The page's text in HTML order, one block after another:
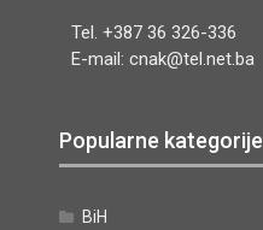
Tel. +387 36 326-336
E-mail: cnak@tel.net.ba
Popularne kategorije
BiH